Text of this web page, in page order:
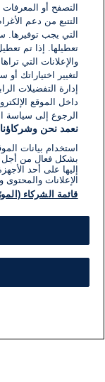
التصفح أو
التتبع من دعم
التي يجب
تعطيلها. إذا تم
والإعلانات التي
لتغيير اختياراتك
إدارة التفضيلات
داخل الموقع
الرجوع إلى سياسة
نعمد نحن وشركاؤنا
استخدام بيانات
بشكل فعال من أجل
إليها على أحد
الإعلانات
قائمة الشركاء